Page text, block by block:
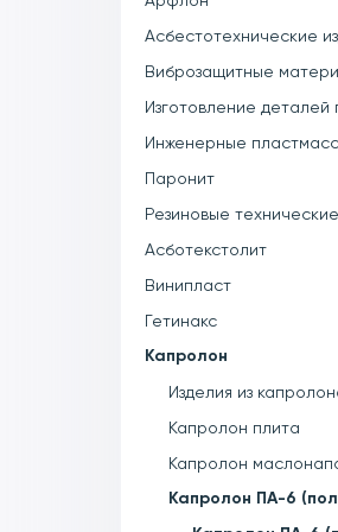
Асбестотехнические
Виброзащитные
Изготовление деталей
Инженерные
Паронит
Резиновые
Асботекстолит
Винипласт
Гетинакс
Капролон
Изделия из
Капролон плита
Капролон
Капролон ПА-6